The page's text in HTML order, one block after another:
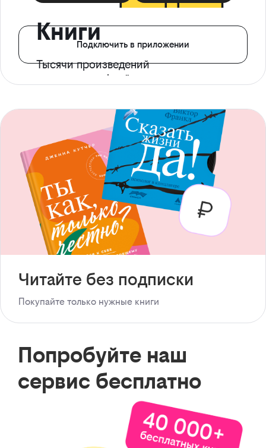
Книги
Тысячи произведений
с доступом офлайн
Подключить в приложении
Читайте без подписки
Покупайте только нужные книги
Попробуйте наш
сервис бесплатно